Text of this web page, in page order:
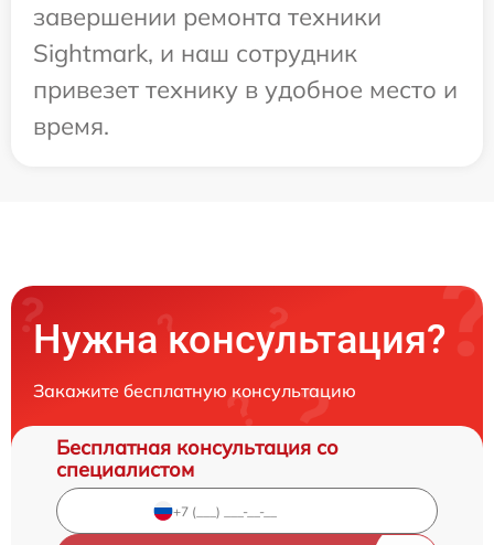
завершении ремонта техники
Sightmark, и наш сотрудник
привезет технику в удобное место и
время.
Нужна консультация?
Закажите бесплатную консультацию
Бесплатная консультация со
специалистом